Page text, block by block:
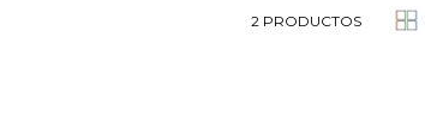
2 PRODUCTOS